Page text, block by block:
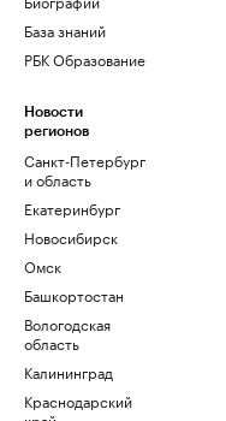
База знаний
РБК Образование
Новости
регионов
Санкт-Петербург
и область
Екатеринбург
Новосибирск
Омск
Башкортостан
Вологодская
область
Калининград
Краснодарский